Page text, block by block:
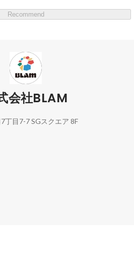
しておりますので、少しでも興味
基礎から実践的なマーケティング
とができ、圧倒的成長スピードの
ただける環境をご用意しておりま
望を伺ったのちに決定いたしま
ス）
ております。
Recommend
会社BLAM
丁目7-7 SGスクエア 8F